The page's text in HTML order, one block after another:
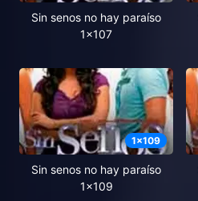
Sin senos no hay paraíso
1x107
1x109
Sin senos no hay paraíso
1x109